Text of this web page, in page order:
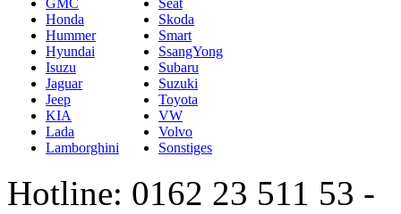
Honda
Hummer
Hyundai
Isuzu
Jaguar
Jeep
KIA
Lada
Lamborghini
Skoda
Smart
SsangYong
Subaru
Suzuki
Toyota
VW
Volvo
Sonstiges
Hotline: 0162 23 511 53 -